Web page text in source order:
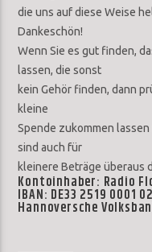
die uns auf diese Weise
Dankeschön!
Wenn Sie es gut finden,
lassen, die sonst
kein Gehör finden, dann
kleine
Spende zukommen
sind auch für
kleinere Beträge überaus
Kontoinhaber: Radio
IBAN: DE33 2519 0001
Hannoversche